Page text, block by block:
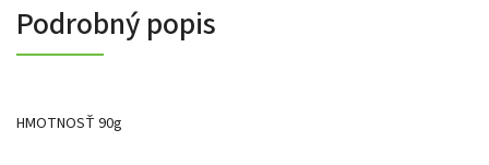
Podrobný popis
HMOTNOSŤ 90g